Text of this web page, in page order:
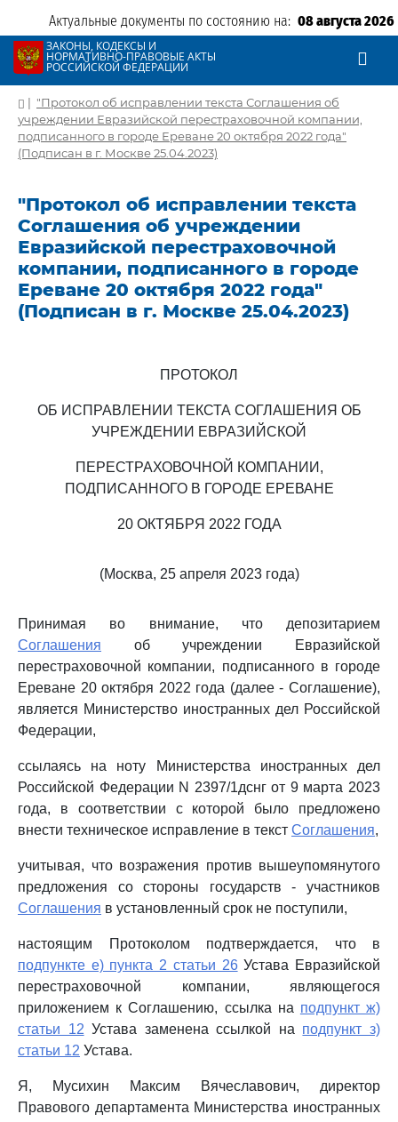
Актуальные документы по состоянию на: 08 августа 2026
ЗАКОНЫ, КОДЕКСЫ И
НОРМАТИВНО-ПРАВОВЫЕ АКТЫ
РОССИЙСКОЙ ФЕДЕРАЦИИ
| "Протокол об исправлении текста Соглашения об
учреждении Евразийской перестраховочной компании,
подписанного в городе Ереване 20 октября 2022 года"
(Подписан в г. Москве 25.04.2023)
"Протокол об исправлении текста
Соглашения об учреждении
Евразийской перестраховочной
компании, подписанного в городе
Ереване 20 октября 2022 года"
(Подписан в г. Москве 25.04.2023)
ПРОТОКОЛ
ОБ ИСПРАВЛЕНИИ ТЕКСТА СОГЛАШЕНИЯ ОБ
УЧРЕЖДЕНИИ ЕВРАЗИЙСКОЙ
ПЕРЕСТРАХОВОЧНОЙ КОМПАНИИ,
ПОДПИСАННОГО В ГОРОДЕ ЕРЕВАНЕ
20 ОКТЯБРЯ 2022 ГОДА
(Москва, 25 апреля 2023 года)
Принимая во внимание, что депозитарием
Соглашения об учреждении Евразийской
перестраховочной компании, подписанного в городе
Ереване 20 октября 2022 года (далее - Соглашение),
является Министерство иностранных дел Российской
Федерации,
ссылаясь на ноту Министерства иностранных дел
Российской Федерации N 2397/1дснг от 9 марта 2023
года, в соответствии с которой было предложено
внести техническое исправление в текст Соглашения,
учитывая, что возражения против вышеупомянутого
предложения со стороны государств - участников
Соглашения в установленный срок не поступили,
настоящим Протоколом подтверждается, что в
подпункте е) пункта 2 статьи 26Устава Евразийской
перестраховочной компании, являющегося
приложением к Соглашению, ссылка на подпункт ж)
статьи 12 Устава заменена ссылкой на подпункт з)
статьи 12 Устава.
Я, Мусихин Максим Вячеславович, директор
Правового департамента Министерства иностранных